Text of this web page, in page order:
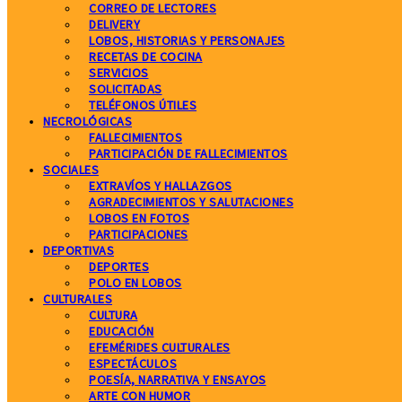
CORREO DE LECTORES
DELIVERY
LOBOS, HISTORIAS Y PERSONAJES
RECETAS DE COCINA
SERVICIOS
SOLICITADAS
TELÉFONOS ÚTILES
NECROLÓGICAS
FALLECIMIENTOS
PARTICIPACIÓN DE FALLECIMIENTOS
SOCIALES
EXTRAVÍOS Y HALLAZGOS
AGRADECIMIENTOS Y SALUTACIONES
LOBOS EN FOTOS
PARTICIPACIONES
DEPORTIVAS
DEPORTES
POLO EN LOBOS
CULTURALES
CULTURA
EDUCACIÓN
EFEMÉRIDES CULTURALES
ESPECTÁCULOS
POESÍA, NARRATIVA Y ENSAYOS
ARTE CON HUMOR